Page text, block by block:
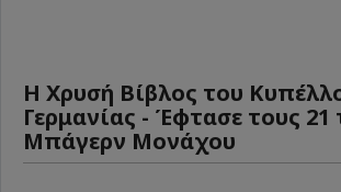
Η Χρυσή Βίβλος του
Γερμανίας - Έφτασε τους 21
Μπάγερν Μονάχου